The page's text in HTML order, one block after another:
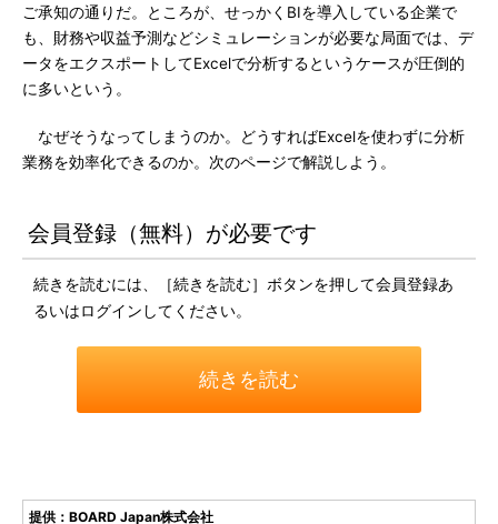
ご承知の通りだ。ところが、せっかくBIを導入している企業で
も、財務や収益予測などシミュレーションが必要な局面では、デ
ータをエクスポートしてExcelで分析するというケースが圧倒的
に多いという。
なぜそうなってしまうのか。どうすればExcelを使わずに分析
業務を効率化できるのか。次のページで解説しよう。
会員登録（無料）が必要です
続きを読むには、［続きを読む］ボタンを押して会員登録あ
るいはログインしてください。
続きを読む
提供：BOARD Japan株式会社